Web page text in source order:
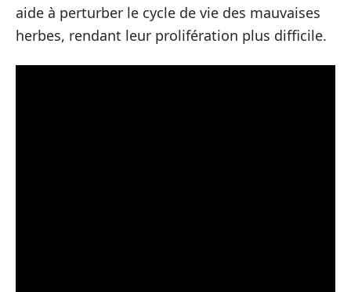
aide à perturber le cycle de vie des mauvaises
herbes, rendant leur prolifération plus difficile.